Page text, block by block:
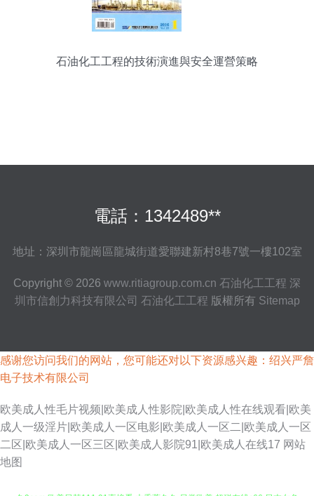
石油化工工程的技術演進與安全運營策略
電話：1342489**
地址：深圳市龍崗區龍城街道愛聯建新村8巷7號一樓102室
Copyright © 2026 www.ritiagroup.com.cn 石油化工工程 深
圳市信創力科技有限公司 石油化工工程 版權所有 Sitemap
感谢您访问我们的网站，您可能还对以下资源感兴趣：绍兴严詹
电子技术有限公司
欧美成人性毛片视频|欧美成人性影院|欧美成人性在线观看|欧美
成人一级淫片|欧美成人一区电影|欧美成人一区二|欧美成人一区
二区|欧美成人一区三区|欧美成人影院91|欧美成人在线17 网站
地图